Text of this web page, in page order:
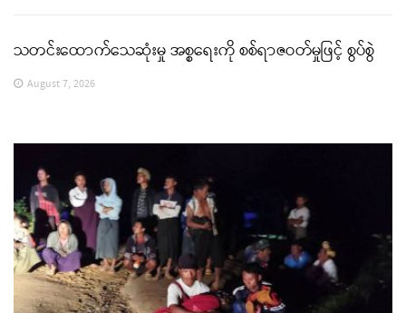
သတင်းထောက်သေဆုံးမှု အစ္စရေးကို စစ်ရာဇဝတ်မှုဖြင့် စွပ်စွဲ
August 7, 2026